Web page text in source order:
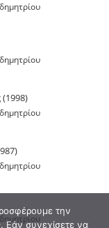
(1998)
την
Εάν συνεχίσετε να